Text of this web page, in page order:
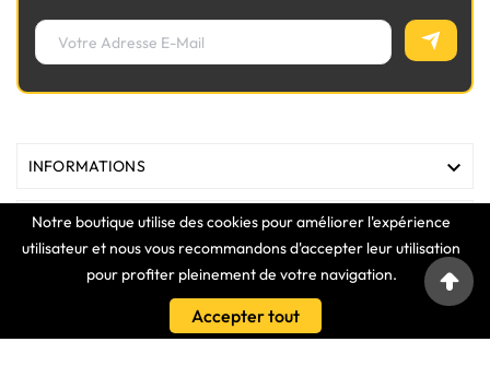
Notre boutique utilise des cookies pour améliorer l'expérience
utilisateur et nous vous recommandons d'accepter leur utilisation
pour profiter pleinement de votre navigation.
Accepter tout
INFORMATIONS 
MAGASIN 

VOTRE COMPTE 